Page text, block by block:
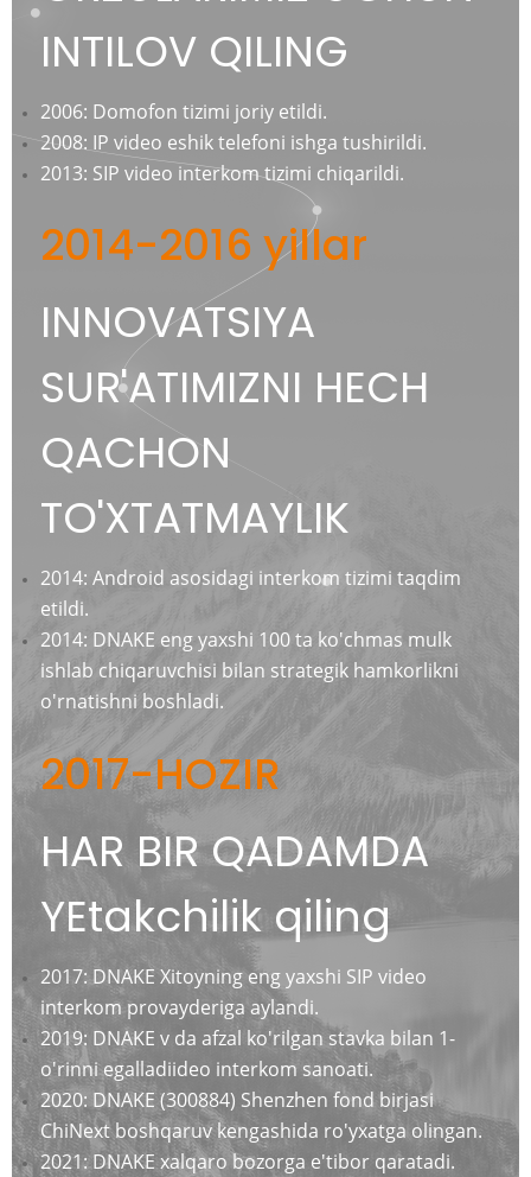
INTILOV QILING
2006: Domofon tizimi joriy etildi.
2008: IP video eshik telefoni ishga tushirildi.
2013: SIP video interkom tizimi chiqarildi.
2014-2016 yillar
INNOVATSIYA
SUR'ATIMIZNI HECH
QACHON
TO'XTATMAYLIK
2014: Android asosidagi interkom tizimi taqdim
etildi.
2014: DNAKE eng yaxshi 100 ta ko'chmas mulk
ishlab chiqaruvchisi bilan strategik hamkorlikni
o'rnatishni boshladi.
2017-HOZIR
HAR BIR QADAMDA
YEtakchilik qiling
2017: DNAKE Xitoyning eng yaxshi SIP video
interkom provayderiga aylandi.
2019: DNAKE v da afzal ko'rilgan stavka bilan 1-
o'rinni egalladiideo interkom sanoati.
2020: DNAKE (300884) Shenzhen fond birjasi
ChiNext boshqaruv kengashida ro'yxatga olingan.
2021: DNAKE xalqaro bozorga e'tibor qaratadi.